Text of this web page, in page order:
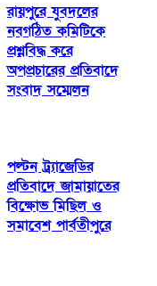
রায়পুরে যুবদলের
নবগঠিত কমিটিকে
প্রশ্নবিদ্ধ করে
অপপ্রচারের প্রতিবাদে
সংবাদ সম্মেলন
পল্টন ট্র্যাজেডির
প্রতিবাদে জামায়াতের
বিক্ষোভ মিছিল ও
সমাবেশ পার্বতীপুরে